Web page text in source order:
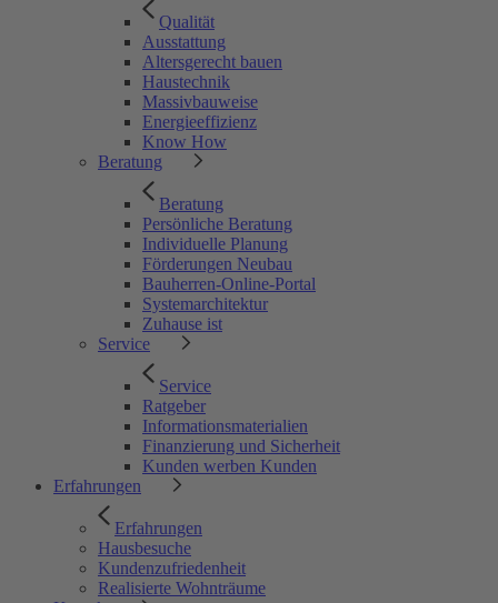
Qualität
Ausstattung
Altersgerecht bauen
Haustechnik
Massivbauweise
Energieeffizienz
Know How
Beratung
Beratung
Persönliche Beratung
Individuelle Planung
Förderungen Neubau
Bauherren-Online-Portal
Systemarchitektur
Zuhause ist
Service
Service
Ratgeber
Informationsmaterialien
Finanzierung und Sicherheit
Kunden werben Kunden
Erfahrungen
Erfahrungen
Hausbesuche
Kundenzufriedenheit
Realisierte Wohnträume